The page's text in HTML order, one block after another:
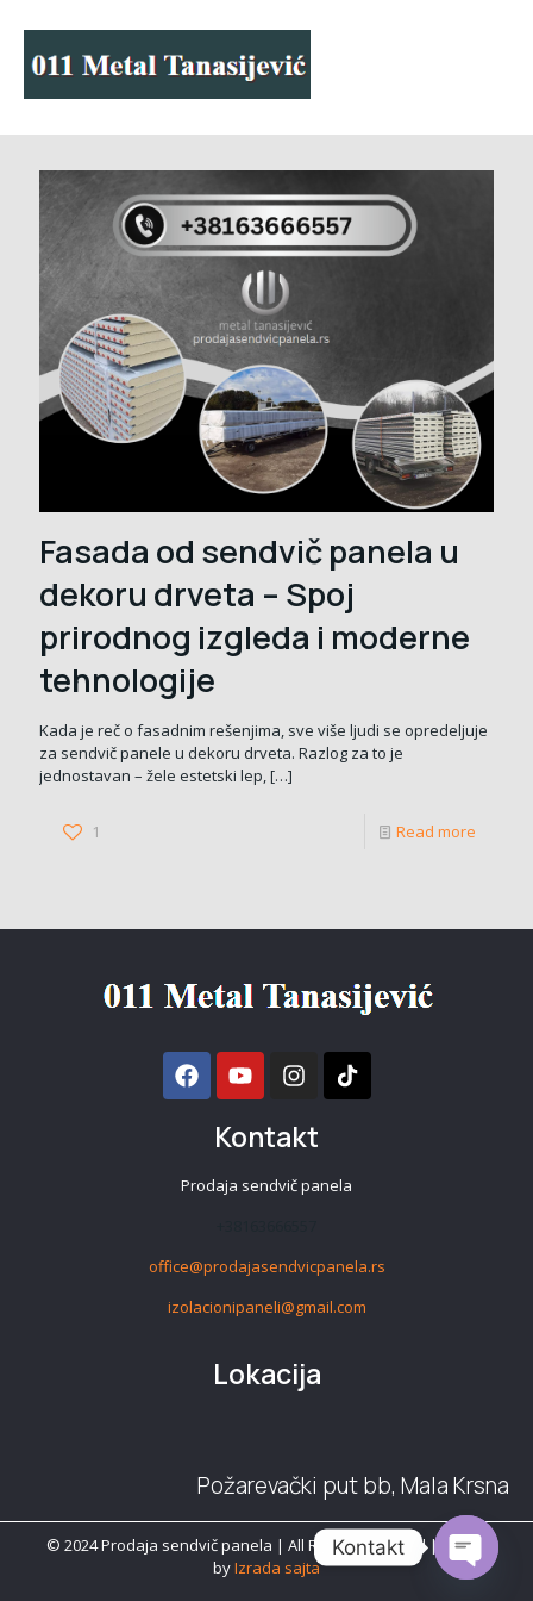
Fasada od sendvič panela u
dekoru drveta – Spoj
prirodnog izgleda i moderne
tehnologije
Kada je reč o fasadnim rešenjima, sve više ljudi se opredeljuje
za sendvič panele u dekoru drveta. Razlog za to je
jednostavan – žele estetski lep,[…]
1 Read more
Kontakt
Prodaja sendvič panela
office@prodajasendvicpanela.rs
izolacionipaneli@gmail.com
Lokacija
Požarevački put bb, Mala Krsna
© 2024 Prodaja sendvič panela | All Rights Reserved | coded
byIzrada sajta
Kontakt